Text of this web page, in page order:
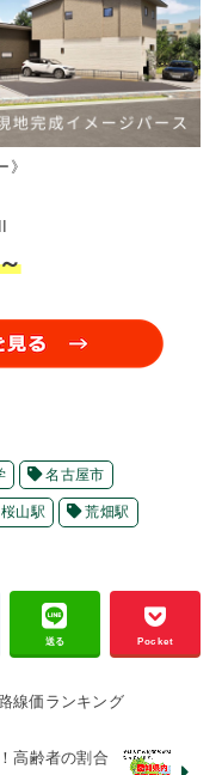
》
名古屋市
桜山駅 荒畑駅
送る Pocket
線価ランキング
高齢者の割合